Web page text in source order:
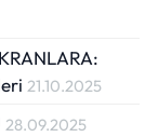
21.10.2025
28.09.2025